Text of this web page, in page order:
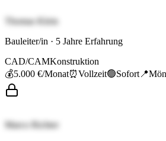
Thomas Klein
Bauleiter/in · 5 Jahre Erfahrung
CAD/CAMKonstruktion
💰5.000 €/Monat⏰Vollzeit🟢Sofort 📍
Marco Richter